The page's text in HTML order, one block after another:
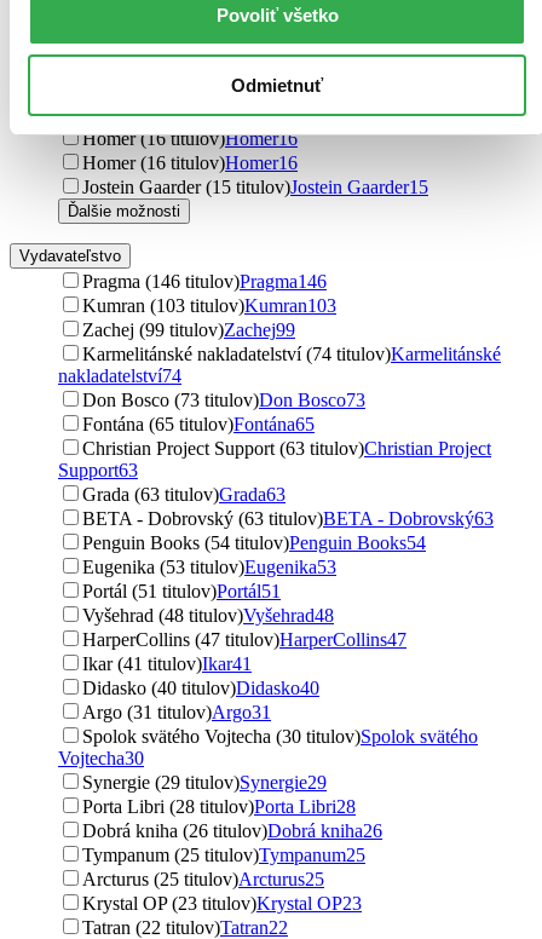
Povoliť všetko
Odmietnuť
Agatha Christie (19 titulov)Agatha Christie
Richard Rohr (19 titulov)Richard Rohr19
David R. Hawkins (17 titulov)David R. Hawkins
Alessandro Manzoni (16 titulov)Alessandro Manzoni16
Homér (16 titulov)Homér16
Homer (16 titulov)Homer16
Jostein Gaarder (15 titulov)Jostein Gaarder15
Ďalšie možnosti
Vydavateľstvo
Pragma (146 titulov)Pragma146
Kumran (103 titulov)Kumran103
Zachej (99 titulov)Zachej99
Karmelitánské nakladatelství (74 titulov)Karmelitánské
nakladatelství74
Don Bosco (73 titulov)Don Bosco73
Fontána (65 titulov)Fontána65
Christian Project Support (63 titulov)Christian Project
Support63
Grada (63 titulov)Grada63
BETA - Dobrovský (63 titulov)BETA - Dobrovský63
Penguin Books (54 titulov)Penguin Books54
Eugenika (53 titulov)Eugenika53
Portál (51 titulov)Portál51
Vyšehrad (48 titulov)Vyšehrad48
HarperCollins (47 titulov)HarperCollins47
Ikar (41 titulov)Ikar41
Didasko (40 titulov)Didasko40
Argo (31 titulov)Argo31
Spolok svätého Vojtecha (30 titulov)Spolok svätého
Vojtecha30
Synergie (29 titulov)Synergie29
Porta Libri (28 titulov)Porta Libri28
Dobrá kniha (26 titulov)Dobrá kniha26
Tympanum (25 titulov)Tympanum25
Arcturus (25 titulov)Arcturus25
Krystal OP (23 titulov)Krystal OP23
Tatran (22 titulov)Tatran22